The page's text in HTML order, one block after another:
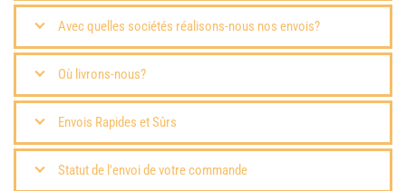
Avec quelles sociétés réalisons-nous nos envois?
Où livrons-nous?
Envois Rapides et Sûrs
Statut de l'envoi de votre commande